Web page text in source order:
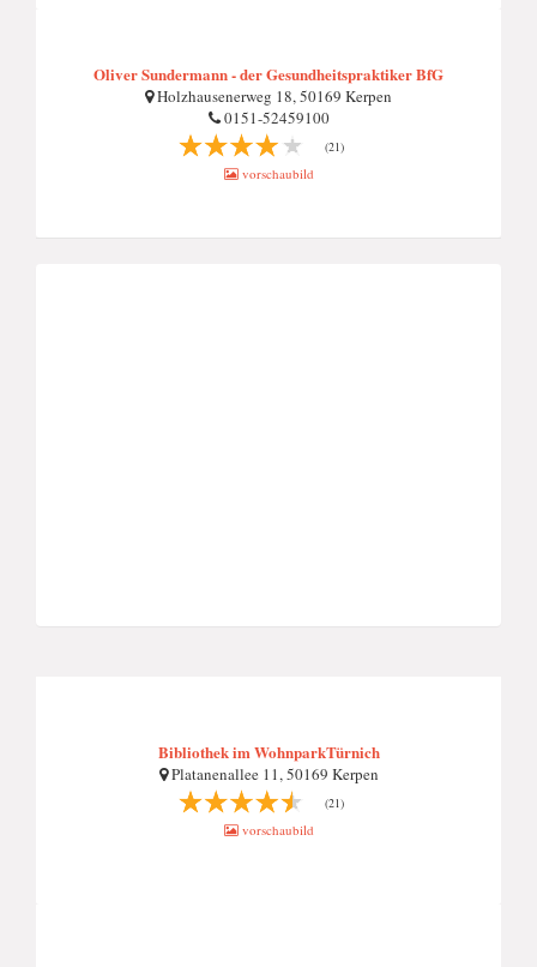
Oliver Sundermann - der Gesundheitspraktiker BfG
Holzhausenerweg 18, 50169 Kerpen
0151-52459100
(21)
vorschaubild
Bibliothek im WohnparkTürnich
Platanenallee 11, 50169 Kerpen
(21)
vorschaubild